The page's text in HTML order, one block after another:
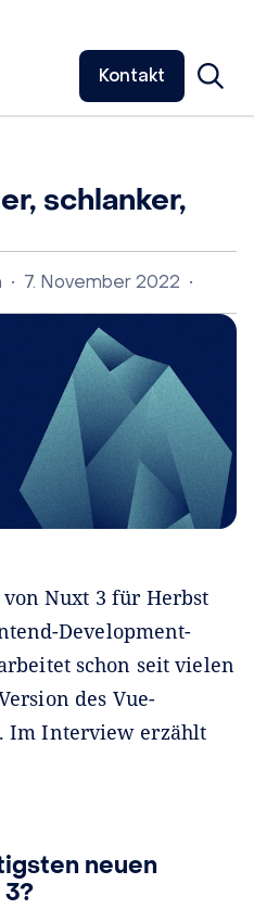
Kontakt
schlanker,
• 7. November 2022 •
von Nuxt 3 für Herbst
Development-
schon seit vielen
des Vue-
Im Interview erzählt
neuen